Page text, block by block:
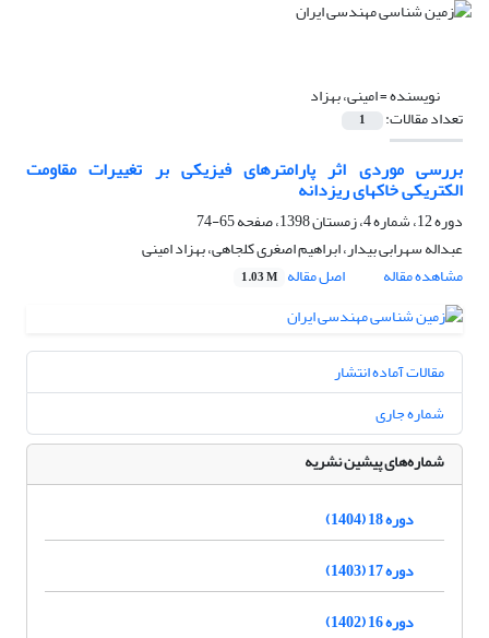
نویسنده =امینی، بهزاد
تعداد مقالات: 1
بررسی موردی اثر پارامترهای فیزیکی بر تغییرات مقاومت
الکتریکی خاکهای ریزدانه
دوره 12، شماره 4، زمستان 1398، صفحه
65-74
عبداله سهرابی بیدار، ابراهیم اصغری کلجاهی، بهزاد امینی
مشاهده مقاله
اصل مقاله 1.03 M
مقالات آماده انتشار
شماره جاری
شماره‌های پیشین نشریه
دوره 18 (1404)
دوره 17 (1403)
دوره 16 (1402)